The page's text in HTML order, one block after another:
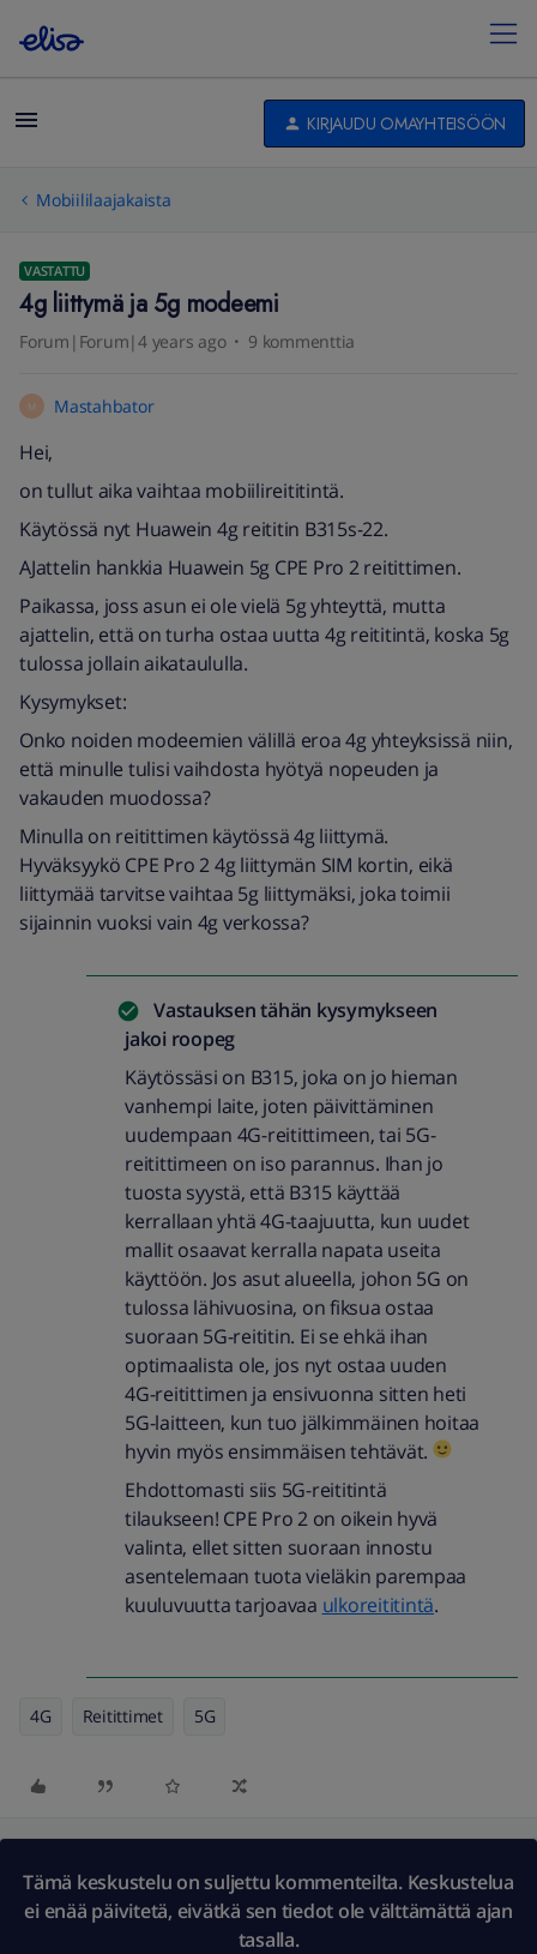
KIRJAUDU OMAYHTEISÖÖN
Mobiililaajakaista
VASTATTU
4g liittymä ja 5g modeemi
Forum|Forum|4 years ago 9 kommenttia
M Mastahbator
Hei,
on tullut aika vaihtaa mobiilireititintä.
Käytössä nyt Huawein 4g reititin B315s-22.
AJattelin hankkia Huawein 5g CPE Pro 2 reitittimen.
Paikassa, joss asun ei ole vielä 5g yhteyttä, mutta
ajattelin, että on turha ostaa uutta 4g reititintä, koska 5g
tulossa jollain aikataululla.
Kysymykset:
Onko noiden modeemien välillä eroa 4g yhteyksissä niin,
että minulle tulisi vaihdosta hyötyä nopeuden ja
vakauden muodossa?
Minulla on reitittimen käytössä 4g liittymä.
Hyväksyykö CPE Pro 2 4g liittymän SIM kortin, eikä
liittymää tarvitse vaihtaa 5g liittymäksi, joka toimii
sijainnin vuoksi vain 4g verkossa?
Vastauksen tähän kysymykseen
jakoi roopeg
Käytössäsi on B315, joka on jo hieman
vanhempi laite, joten päivittäminen
uudempaan 4G-reitittimeen, tai 5G-
reitittimeen on iso parannus. Ihan jo
tuosta syystä, että B315 käyttää
kerrallaan yhtä 4G-taajuutta, kun uudet
mallit osaavat kerralla napata useita
käyttöön. Jos asut alueella, johon 5G on
tulossa lähivuosina, on fiksua ostaa
suoraan 5G-reititin. Ei se ehkä ihan
optimaalista ole, jos nyt ostaa uuden
4G-reitittimen ja ensivuonna sitten heti
5G-laitteen, kun tuo jälkimmäinen hoitaa
hyvin myös ensimmäisen tehtävät.
Ehdottomasti siis 5G-reititintä
tilaukseen! CPE Pro 2 on oikein hyvä
valinta, ellet sitten suoraan innostu
asentelemaan tuota vieläkin parempaa
kuuluvuutta tarjoavaa ulkoreititintä.
4G Reitittimet 5G
Tämä keskustelu on suljettu kommenteilta. Keskustelua
ei enää päivitetä, eivätkä sen tiedot ole välttämättä ajan
tasalla.